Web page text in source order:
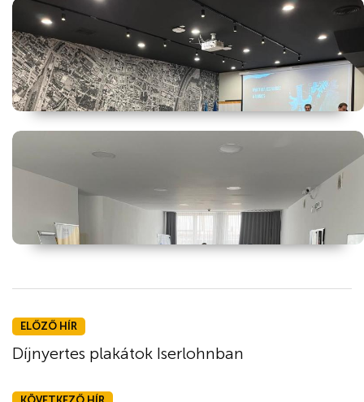
ELŐZŐ HÍR
Díjnyertes plakátok Iserlohnban